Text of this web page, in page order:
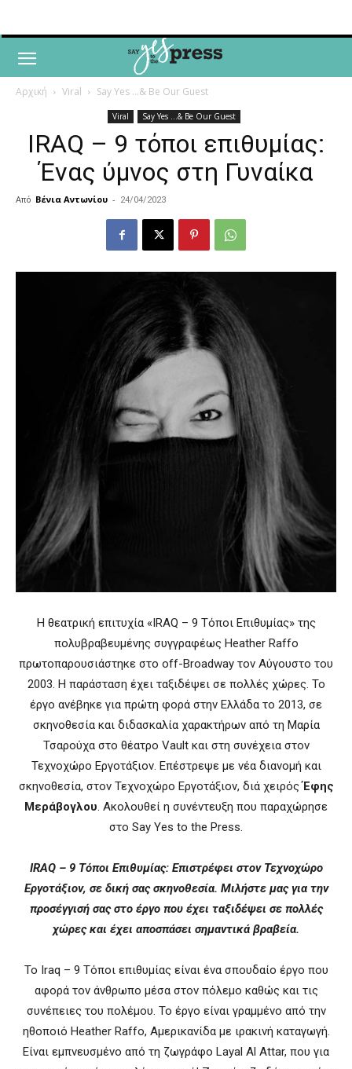
Αρχική Viral Say Yes ...& Be Our Guest
Viral Say Yes ...& Be Our Guest
IRAQ – 9 τόποι επιθυμίας:
Ένας ύμνος στη Γυναίκα
Από Βένια Αντωνίου - 24/04/2023
Η θεατρική επιτυχία «IRAQ – 9 Τόποι Επιθυμίας» της
πολυβραβευμένης συγγραφέως Heather Raffo
πρωτοπαρουσιάστηκε στο off-Broadway τον Αύγουστο του
2003. Η παράσταση έχει ταξιδέψει σε πολλές χώρες. Το
έργο ανέβηκε για πρώτη φορά στην Ελλάδα το 2013, σε
σκηνοθεσία και διδασκαλία χαρακτήρων από τη Μαρία
Τσαρούχα στο θέατρο Vault και στη συνέχεια στον
Τεχνοχώρο Εργοτάξιον. Επέστρεψε με νέα διανομή και
σκηνοθεσία, στον Τεχνοχώρο Εργοτάξιον, διά χειρόςΈφης
Μεράβογλου. Ακολουθεί η συνέντευξη που παραχώρησε
στο Say Yes to the Press.
IRAQ – 9 Τόποι Επιθυμίας: Επιστρέφει στον Τεχνοχώρο
Εργοτάξιον, σε δική σας σκηνοθεσία. Μιλήστε μας για την
προσέγγισή σας στο έργο που έχει ταξιδέψει σε πολλές
χώρες και έχει αποσπάσει σημαντικά βραβεία.
To Iraq – 9 Τόποι επιθυμίας είναι ένα σπουδαίο έργο που
αφορά τον άνθρωπο μέσα στον πόλεμο καθώς και τις
συνέπειες του πολέμου. Το έργο είναι γραμμένο από την
ηθοποιό Heather Raffo, Aμερικανίδα με ιρακινή καταγωγή.
Είναι εμπνευσμένο από τη ζωγράφο Layal Al Attar, που για